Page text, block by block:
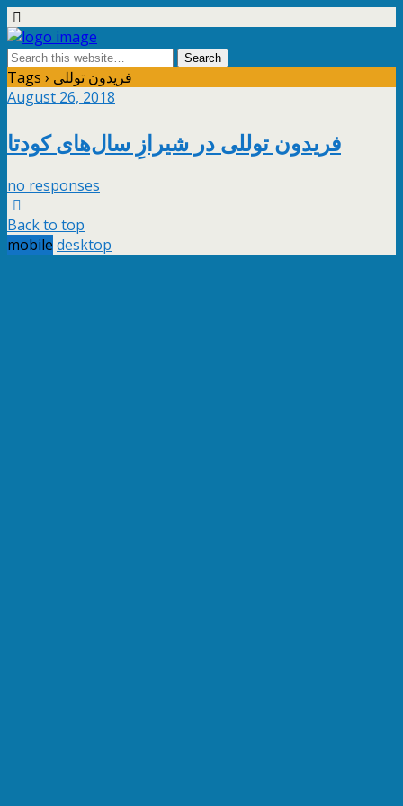
Tags › فریدون توللی
August 26, 2018
فریدون توللی در شیرازِ سال‌های کودتا
no responses
Back to top
mobile desktop